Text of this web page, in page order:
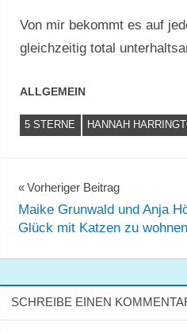
Von mir bekommt es auf
gleichzeitig total
ALLGEMEIN
5 STERNE HANNAH
Vorheriger Beitrag
Maike Grunwald und Anja
Glück mit Katzen zu wohnen
SCHREIBE EINEN